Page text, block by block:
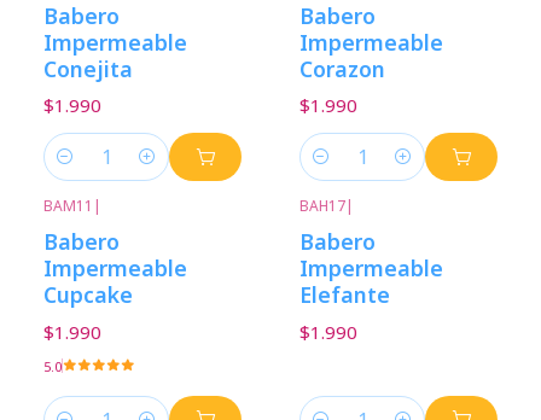
Babero
Impermeable
Conejita
$1.990
Cantidad
Babero
Impermeable
Corazon
$1.990
Cantidad
BAM11 |
Babero
Impermeable
Cupcake
$1.990
5.0
BAH17|
Babero
Impermeable
Elefante
$1.990